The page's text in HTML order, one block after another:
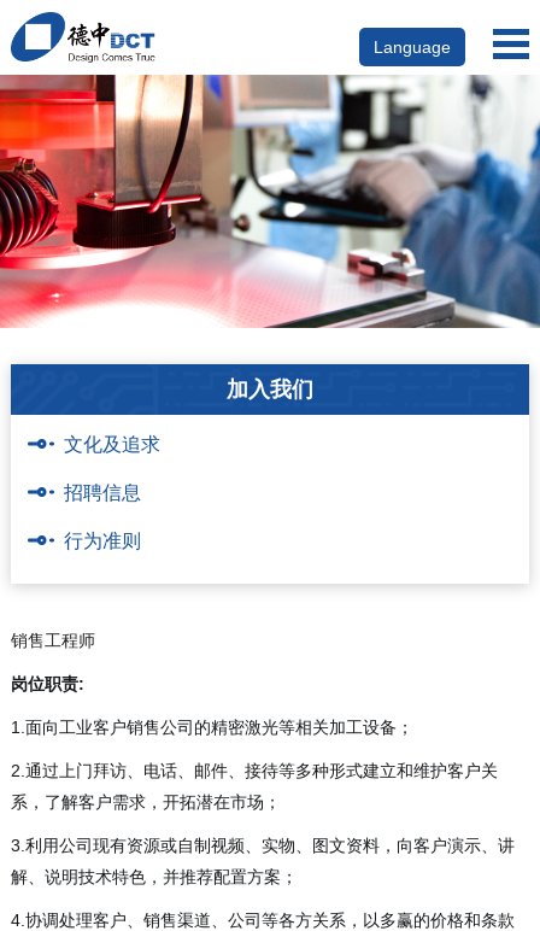
Language
加入我们
文化及追求
招聘信息
行为准则
销售工程师
岗位职责:
1.面向工业客户销售公司的精密激光等相关加工设备；
2.通过上门拜访、电话、邮件、接待等多种形式建立和维护客户关
系，了解客户需求，开拓潜在市场；
3.利用公司现有资源或自制视频、实物、图文资料，向客户演示、讲
解、说明技术特色，并推荐配置方案；
4.协调处理客户、销售渠道、公司等各方关系，以多赢的价格和条款